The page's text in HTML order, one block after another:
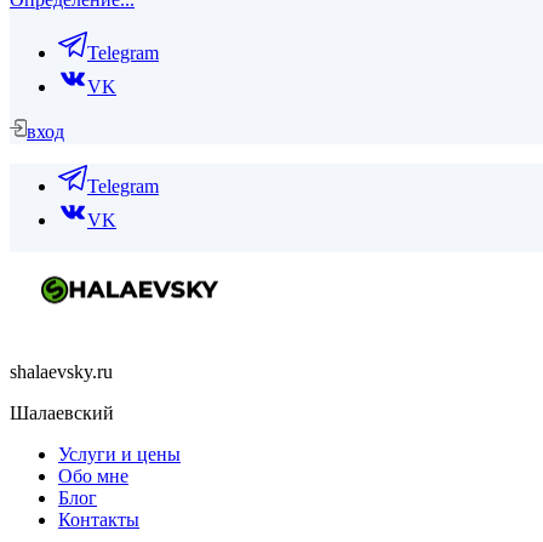
Telegram
VK
вход
Telegram
VK
shalaevsky.ru
Шалаевский
Услуги и цены
Обо мне
Блог
Контакты